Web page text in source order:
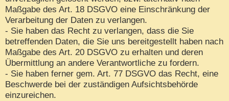
Maßgabe des Art. 18 DSGVO eine Einschränkung der
Verarbeitung der Daten zu verlangen.
- Sie haben das Recht zu verlangen, dass die Sie
betreffenden Daten, die Sie uns bereitgestellt haben nach
Maßgabe des Art. 20 DSGVO zu erhalten und deren
Übermittlung an andere Verantwortliche zu fordern.
- Sie haben ferner gem. Art. 77 DSGVO das Recht, eine
Beschwerde bei der zuständigen Aufsichtsbehörde
einzureichen.